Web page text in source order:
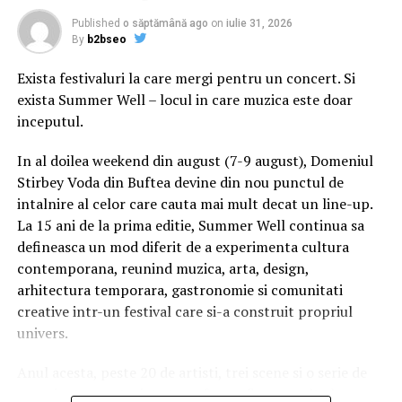
verificarea cheilor( care vor arăta că PV-urile nu se “
închid”) va dovedi frauda enormă la aceste alegeri, de
fapt preludiul( cum sună!) prezidențialelor. Partidul care
deține copia SOFTULUI nu va avea candidat la
prezidențiale, îl va susține pe Iohannis.
luate și din “ anulate” dar și din “ nule”, și de la…USR.
Rezultatul real l-am mai spus, arăta următoarea ordine:
PSD, urmat de USR, PNL, ALDE și…cam atât, pentru că
UDMR, PMP, ProSistem nu au trecut pragul.
2) Moțiunea nu va trece dintr-un motiv foarte simplu:
nu vrea Statul Paralel, niciunul dintre capii Sistemului,
aripa Pahonțu, nu vrea. În războiul pe viață și pe moarte
Helvigh/Pahonțu/ Iohannis împotriva lui Coldea, primii
Barna) Bineînțeles că a rămas în picioare varianta
Published o săptămână ago on iulie 31, 2026
By b2bseo
Exista festivaluri la care mergi pentru un concert. Si
exista Summer Well – locul in care muzica este doar
inceputul.
In al doilea weekend din august (7-9 august), Domeniul
Stirbey Voda din Buftea devine din nou punctul de
intalnire al celor care cauta mai mult decat un line-up.
La 15 ani de la prima editie, Summer Well continua sa
defineasca un mod diferit de a experimenta cultura
contemporana, reunind muzica, arta, design,
arhitectura temporara, gastronomie si comunitati
creative intr-un festival care si-a construit propriul
univers.
experiente curatoriate transforma fiecare colt al